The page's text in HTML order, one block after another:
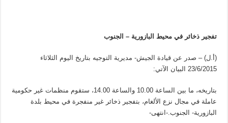
تفجير ذخائر في محيط البازورية – الجنوب
(أ.ل) – صدر عن قيادة الجيش- مديرية التوجيه بتاريخ اليوم الثلاثاء
23/6/2015 البيان الآتي:
بتاريخه، ما بين الساعة 10.00 والساعة 14.00، ستقوم منظمات غير حكومية
عاملة في مجال نزع الألغام، بتفجير ذخائر غير منفجرة في محيط بلدة
البازورية- الجنوب.-انتهى-